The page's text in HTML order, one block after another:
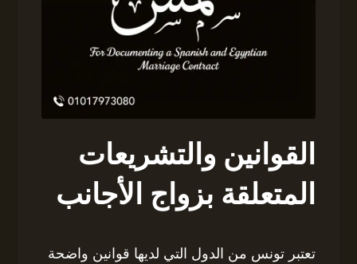
القوانين والتشريعات
المتعلقة بزواج الأجانب
تعتبر تونس من الدول التي لديها قوانين واضحة